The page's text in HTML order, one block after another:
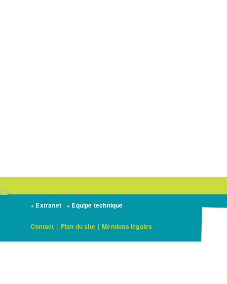
+ Extranet + Equipe technique
Contact | Plan du site | Mentions légales